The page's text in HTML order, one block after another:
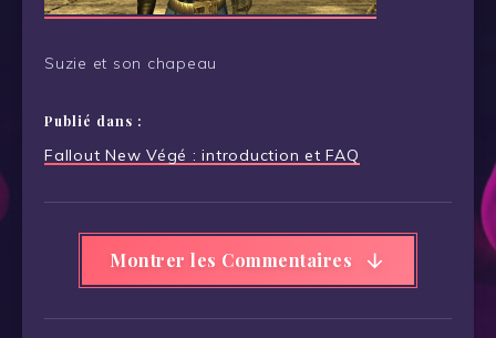
Suzie et son chapeau
Publié dans :
Navigation
Fallout New Végé : introduction et FAQ
Montrer les Commentaires